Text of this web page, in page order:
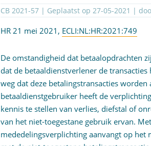
CB 2021-57 | Geplaatst op27-05-2021 |
HR 21 mei 2021, ECLI:NL:HR:2021:749
De omstandigheid dat betaalopdrachten
dat de betaaldienstverlener de
weg dat deze betalingstransacties
betaaldienstgebruiker heeft de
kennis te stellen van verlies, diefstal of
van het niet-toegestane gebruik ervan.
mededelingsverplichting aanvangt op